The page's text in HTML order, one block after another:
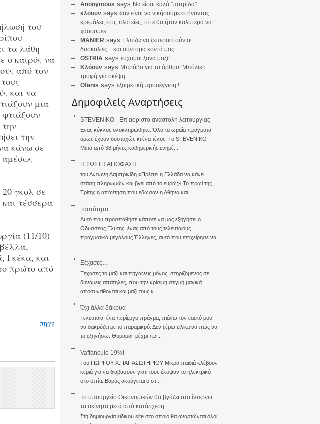
του
τα λάθη
ο καιρός να
από τον
και να
μια
την
κάνω σε
αμέσως
20 γκολ σε
τέσσερα
(11/10)
Γκέκα, και
πρώτο από
πηγη
Anonymous says: Να είσαι καλά "πατρίδα" ...
κλοουν says:«αν είναι να νικήσουμε στήνοντας
κρεμάλες στις πλατείες, τότε θα ήταν καλύτερα να
χάσουμε»
MANIER says: Ελπίζω να ξεπεραστούν οι
δυσκολίες....και σύντομα κοντά μας
OSTRIA says:ευχομαι ξανα μαζι!
Κλόουν says: Μπράβο για το άρθρο! Μπόλικη
τροφή για σκέψη...
Ofenis says:εξαιρετική προσέγγιση !
Δημοφιλείς Αναρτήσεις
STEVENIKO - Επ’αόριστο αναστολή λειτουργίας
Ενας κύκλος ολοκληρώθηκε. Όλα τα ωραία πράγματα
όμως έχουν δυστυχώς κι ένα τέλος. Το STEVENIKO
Μετά από 38 μήνες καθημερινής ενημέ...
Η ΣΩΣΤΗ ΑΠΟΦΑΣΗ.
του Αντώνη Λαμπρινίδη «Πρέπει η Ελλάδα να κάνει
στάση πληρωμών και βγει από το ευρώ;» Το πρωί της
Τρίτης η απάντηση που έδωσαν η Αθήνα και ...
Ταυτότητα...
Αυτό που προσπάθησε κάποτε να μας εξηγήσει ο
Οδυσσέας Ελύτης, ένας από τους τελευταίους
πραγματικά μεγάλους Έλληνες, αυτό που επιχείρησε να
Ξέχασες…
Ξέχασες το μαζί και πηγαίνεις μόνος, στηριζόμενος σε
δυνάμεις απατηλές, που την κρίσιμη στιγμή μαγικά
αποσυντίθονται και μαζί τους κ...
Όχι άλλα δάκρυα
Τελευταία, ένα περίεργο πράγμα, πιάνω τον εαυτό μου
να δακρύζει με το παραμικρό. Δεν ξέρω ειλικρινά πώς να
το εξηγήσω. Θυμάμαι, μέχρι πρι...
Vaffanculo 19%!
Του ΓΙΩΡΓΟΥ Χ.ΠΑΠΑΣΩΤΗΡΙΟΥ Μικρά παιδιά κλέβουν
κεριά για να διαβάσουν γιατί τους έκοψαν το ηλεκτρικό
στο σπίτι. Βαρύς ακούγεται ο στ...
To υπουργείο Οικονομικών θα βγάζει στο ίντερνετ
τα ακίνητα μετά από κατάσχεση
Στη δημιουργία ειδικού site στο οποίο θα αναρτώνται όλοι